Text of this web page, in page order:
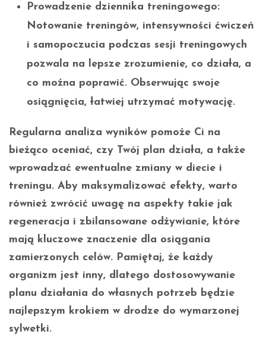
Prowadzenie dziennika treningowego:
Notowanie treningów, intensywności ćwiczeń
i samopoczucia podczas sesji treningowych
pozwala na lepsze zrozumienie, co działa, a
co można poprawić. Obserwując swoje
osiągnięcia, łatwiej utrzymać motywację.
Regularna analiza wyników pomoże Ci na
bieżąco oceniać, czy Twój plan działa, a także
wprowadzać ewentualne zmiany w diecie i
treningu. Aby maksymalizować efekty, warto
również zwrócić uwagę na aspekty takie jak
regeneracja i zbilansowane odżywianie, które
mają kluczowe znaczenie dla osiągania
zamierzonych celów. Pamiętaj, że każdy
organizm jest inny, dlatego dostosowywanie
planu działania do własnych potrzeb będzie
najlepszym krokiem w drodze do wymarzonej
sylwetki.